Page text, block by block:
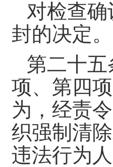
对检查
封的决定。
第二十
项、第四
为，经责
织强制清
违法行为人